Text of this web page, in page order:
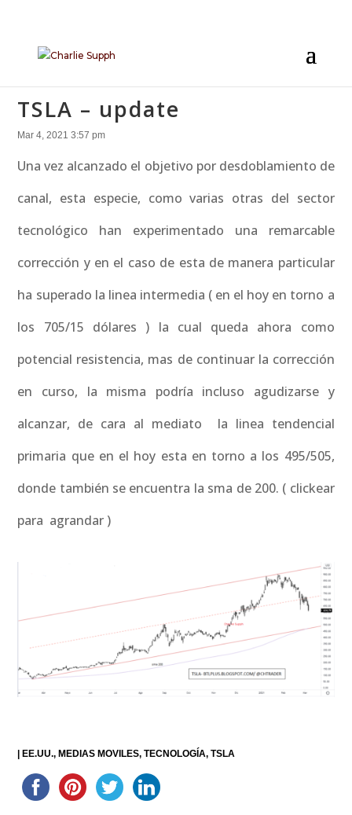
TSLA – update
Mar 4, 2021 3:57 pm
Una vez alcanzado el objetivo por desdoblamiento de
canal, esta especie, como varias otras del sector
tecnológico han experimentado una remarcable
corrección y en el caso de esta de manera particular
ha superado la linea intermedia ( en el hoy en torno a
los 705/15 dólares ) la cual queda ahora como
potencial resistencia, mas de continuar la corrección
en curso, la misma podría incluso agudizarse y
alcanzar, de cara al mediato la linea tendencial
primaria que en el hoy esta en torno a los 495/505,
donde también se encuentra la sma de 200. ( clickear
para agrandar )
EE.UU. MEDIAS MOVILES TECNOLOGÍA TSLA